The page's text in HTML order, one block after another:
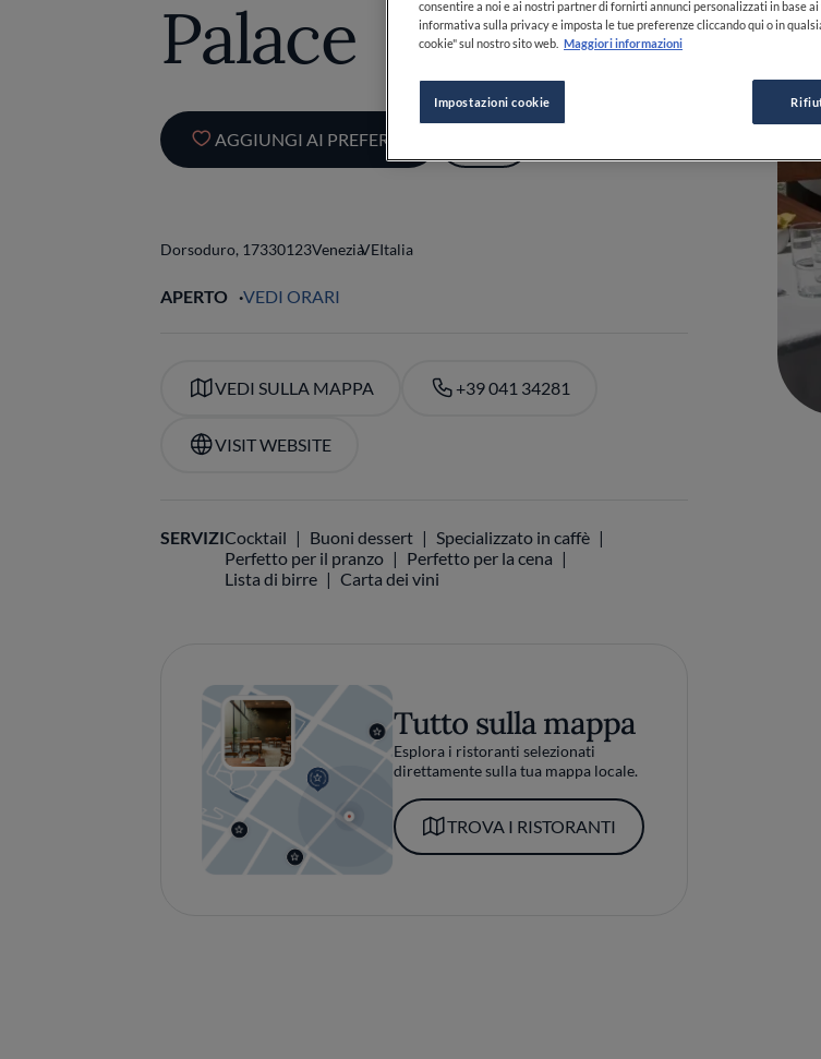
Palace
AGGIUNGI AI PREFERITI
Dorsoduro, 17330123VeneziaVEItalia
APERTO VEDI ORARI
VEDI SULLA MAPPA +39 041 34281
VISIT WEBSITE
SERVIZICocktail Buoni dessert
Specializzato in caffè
Perfetto per il pranzo
Perfetto per la cena
Lista di birre
Carta dei vini
Tutto sulla mappa
Esplora i ristoranti selezionati
direttamente sulla tua mappa locale.
TROVA I RISTORANTI
consentire a noi e ai nostri partner di fornirti annunci personalizzati in base
informativa sulla privacy e imposta le tue preferenze cliccando qui o in
cookie" sul nostro sito web. Maggiori informazioni
Impostazioni cookie